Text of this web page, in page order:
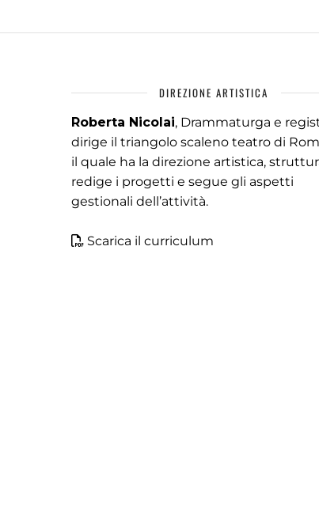
DIREZIONE ARTISTICA
Roberta Nicolai, Drammaturga e
dirige il triangolo scaleno teatro di
il quale ha la direzione artistica,
redige i progetti e segue gli aspetti
gestionali dell’attività.
Scarica il curriculum